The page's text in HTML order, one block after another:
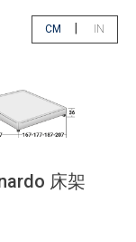
CM
|
IN
床架